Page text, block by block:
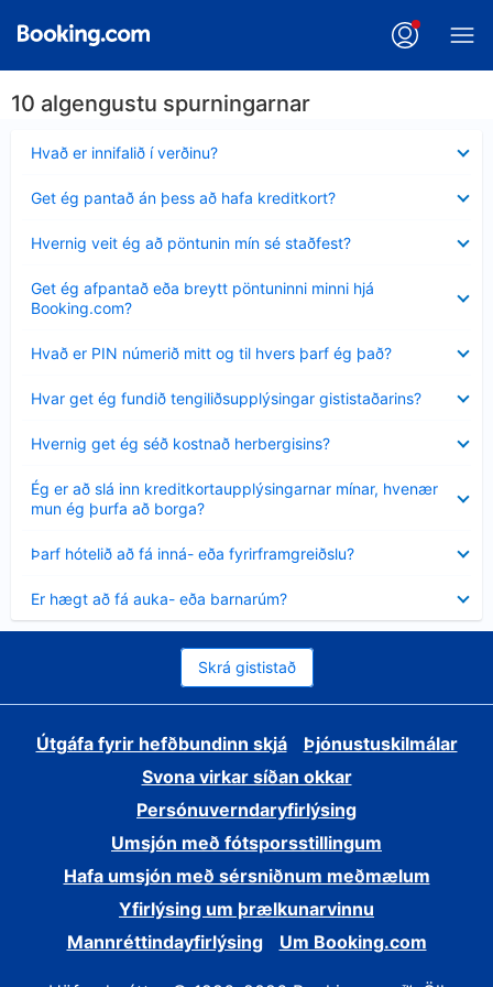
10 algengustu spurningarnar
Hvað er innifalið í verðinu?
sýnt
Get ég pantað án þess að hafa kreditkort?
sýnt
Hvernig veit ég að pöntunin mín sé staðfest?
sýnt
Get ég afpantað eða breytt pöntuninni minni hjá
Booking.com?
sýnt
Hvað er PIN númerið mitt og til hvers þarf ég það?
sýnt
Hvar get ég fundið tengiliðsupplýsingar gististaðarins?
sýnt
Hvernig get ég séð kostnað herbergisins?
sýnt
Ég er að slá inn kreditkortaupplýsingarnar mínar, hvenær
mun ég þurfa að borga?
Minna
sýnt
Þarf hótelið að fá inná- eða fyrirframgreiðslu?
sýnt
Er hægt að fá auka- eða barnarúm?
sýnt
Skrá gististað
Útgáfa fyrir hefðbundinn skjá
Þjónustuskilmálar
Svona virkar síðan okkar
Persónuverndaryfirlýsing
Umsjón með fótsporsstillingum
Hafa umsjón með sérsniðnum meðmælum
Yfirlýsing um þrælkunarvinnu
Mannréttindayfirlýsing
Um Booking.com